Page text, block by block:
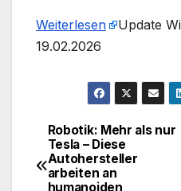
Weiterlesen
​Update
19.02.2026
Robotik: Mehr als nur
Tesla – Diese
Autohersteller
arbeiten an
humanoiden